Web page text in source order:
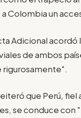
Colombia un
Adicional
de ambos
rigurosamente".
que Perú, fiel
se conduce con